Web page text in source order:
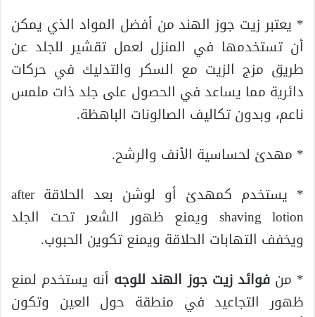
* يعتبر زيت جوز الهند من أفضل المواد الذي يمكن
أن تستخدمها في المنزل لعمل تقشير للجلد عن
طريق مزج الزيت مع السكر والتدليك في حركات
دائرية مما يساعد في الحصول على جلد ذات ملمس
ناعم، وبدون تكاليف الصالونات الباهظة.
* مهدئ لحساسية الأنف والرشح.
* يستخدم كمهدئ أو لوشن بعد الحلاقة after
shaving lotion ويمنع ظهور الشعر تحت الجلد
ويخفف التهابات الحلاقة ويمنع تكوين الحبوب.
* منفوائد زيت جوز الهند للوجه أنه يستخدم لمنع
ظهور التجاعيد في منطقة حول العين وتكون